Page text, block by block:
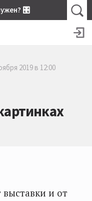
🎛
2019 в 12:00
и от